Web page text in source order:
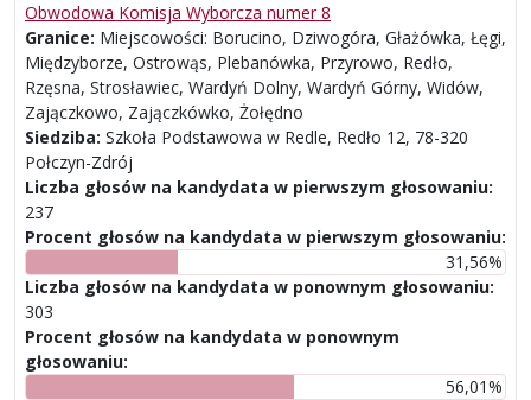
Obwodowa Komisja Wyborcza numer 8
Granice: Miejscowości: Borucino, Dziwogóra, Głażówka, Łęgi,
Międzyborze, Ostrowąs, Plebanówka, Przyrowo, Redło,
Rzęsna, Strosławiec, Wardyń Dolny, Wardyń Górny, Widów,
Zajączkowo, Zajączkówko, Żołędno
Siedziba: Szkoła Podstawowa w Redle, Redło 12, 78-320
Połczyn-Zdrój
Liczba głosów na kandydata w pierwszym głosowaniu:
237
Procent głosów na kandydata w pierwszym głosowaniu:
31,56%
Liczba głosów na kandydata w ponownym głosowaniu:
303
Procent głosów na kandydata w ponownym
głosowaniu:
56,01%